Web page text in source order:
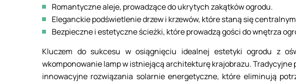
Romantyczne aleje, prowadzące do ukrytych zakątków ogrodu.
Eleganckie podświetlenie drzew i krzewów, które staną się
Bezpieczne i estetyczne ścieżki, które prowadzą gości do wnętrza
Kluczem do sukcesu w osiągnięciu idealnej estetyki ogrodu z
wkomponowanie lamp w istniejącą architekturę krajobrazu. Tradycyjne
innowacyjne rozwiązania solarnie energetyczne, które eliminują